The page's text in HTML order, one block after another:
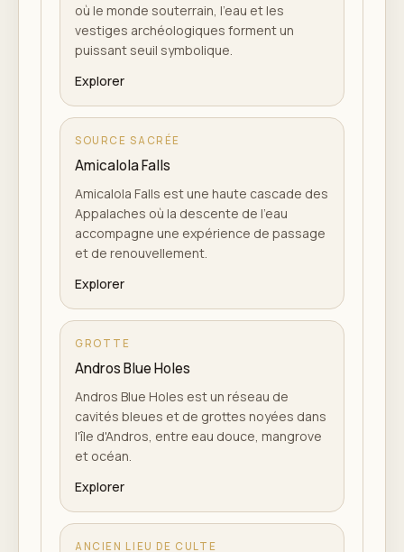
où le monde souterrain, l'eau et les
vestiges archéologiques forment un
puissant seuil symbolique.
Explorer
SOURCE SACRÉE
Amicalola Falls
Amicalola Falls est une haute cascade des
Appalaches où la descente de l'eau
accompagne une expérience de passage
et de renouvellement.
Explorer
GROTTE
Andros Blue Holes
Andros Blue Holes est un réseau de
cavités bleues et de grottes noyées dans
l'île d'Andros, entre eau douce, mangrove
et océan.
Explorer
ANCIEN LIEU DE CULTE